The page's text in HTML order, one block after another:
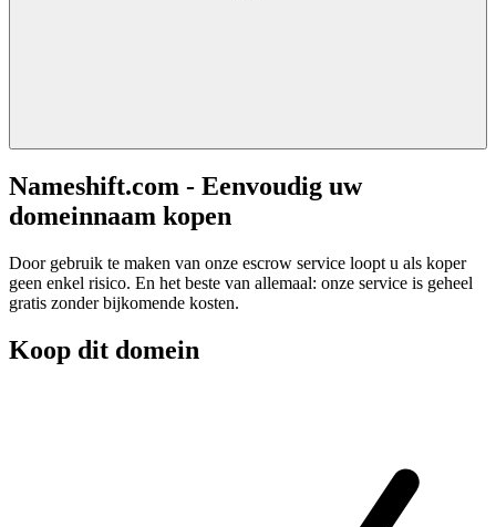
Nameshift.com - Eenvoudig uw
domeinnaam kopen
Door gebruik te maken van onze escrow service loopt u als koper
geen enkel risico. En het beste van allemaal: onze service is geheel
gratis zonder bijkomende kosten.
Koop dit domein